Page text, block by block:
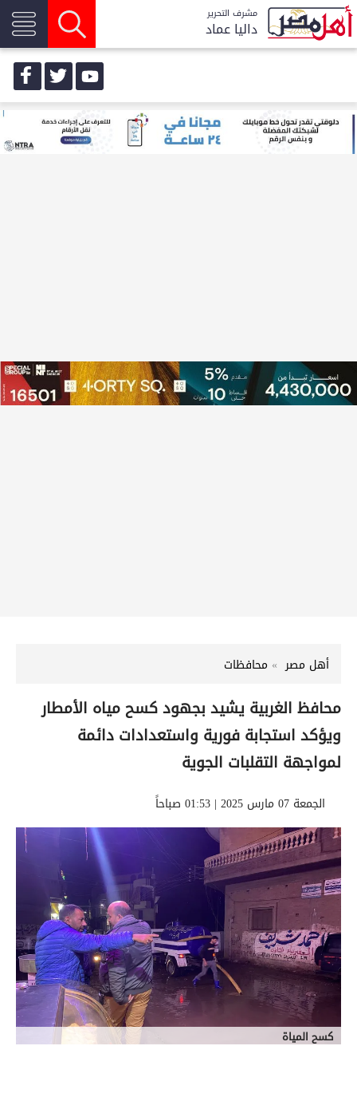
مشرف التحرير
داليا عماد
أهل مصر محافظات
محافظ الغربية يشيد بجهود كسح مياه الأمطار
ويؤكد استجابة فورية واستعدادات دائمة
لمواجهة التقلبات الجوية
الجمعة 07 مارس 2025 | 01:53 صباحاً
كسح المياة